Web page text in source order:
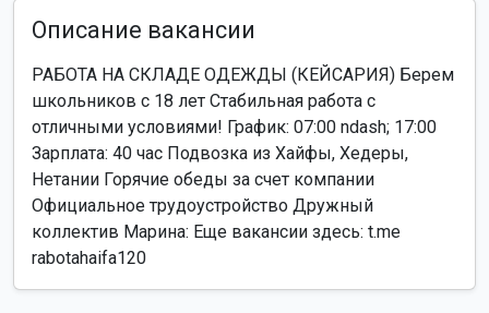
Описание вакансии
РАБОТА НА СКЛАДЕ ОДЕЖДЫ (КЕЙСАРИЯ) Берем
школьников с 18 лет Стабильная работа с
отличными условиями! График: 07:00 ndash; 17:00
Зарплата: 40 час Подвозка из Хайфы, Хедеры,
Нетании Горячие обеды за счет компании
Официальное трудоустройство Дружный
коллектив Марина: Еще вакансии здесь: t.me
rabotahaifa120